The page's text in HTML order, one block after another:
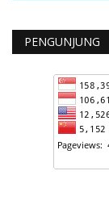
PENGUNJUNG